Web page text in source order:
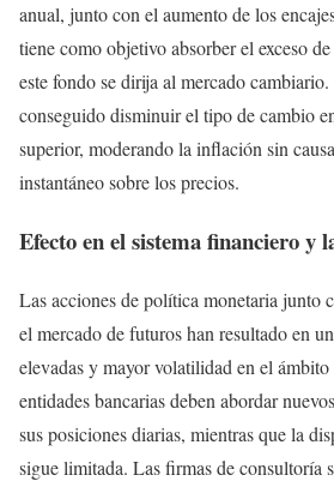
anual, junto con el aumento de los
tiene como objetivo absorber el exceso
este fondo se dirija al mercado
conseguido disminuir el tipo de cambio
superior, moderando la inflación sin
instantáneo sobre los precios.
Efecto en el sistema financiero y
Las acciones de política monetaria junto
el mercado de futuros han resultado en
elevadas y mayor volatilidad en el
entidades bancarias deben abordar
sus posiciones diarias, mientras que la
sigue limitada. Las firmas de consultoría